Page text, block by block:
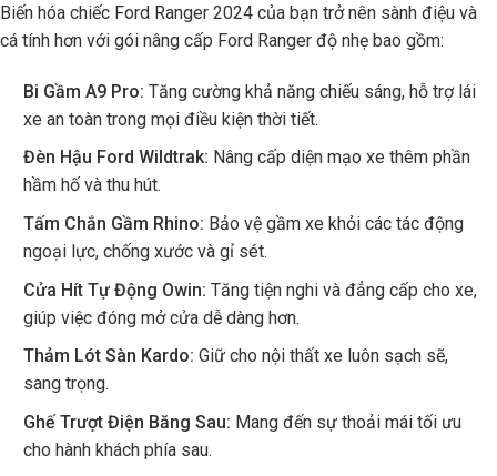
Biến hóa chiếc Ford Ranger 2024 của bạn trở nên sành điệu và
cá tính hơn với gói nâng cấp Ford Ranger độ nhẹ bao gồm:
Bi Gầm A9 Pro: Tăng cường khả năng chiếu sáng, hỗ trợ lái
xe an toàn trong mọi điều kiện thời tiết.
Đèn Hậu Ford Wildtrak: Nâng cấp diện mạo xe thêm phần
hầm hố và thu hút.
Tấm Chắn Gầm Rhino: Bảo vệ gầm xe khỏi các tác động
ngoại lực, chống xước và gỉ sét.
Cửa Hít Tự Động Owin: Tăng tiện nghi và đẳng cấp cho xe,
giúp việc đóng mở cửa dễ dàng hơn.
Thảm Lót Sàn Kardo: Giữ cho nội thất xe luôn sạch sẽ,
sang trọng.
Ghế Trượt Điện Băng Sau: Mang đến sự thoải mái tối ưu
cho hành khách phía sau.